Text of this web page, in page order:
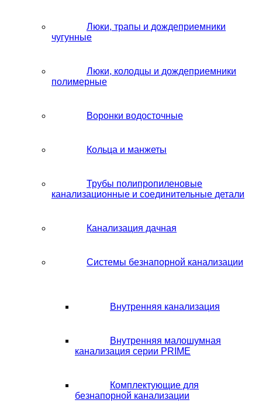
Люки, трапы и дождеприемники
чугунные
Люки, колодцы и дождеприемники
полимерные
Воронки водосточные
Кольца и манжеты
Трубы полипропиленовые
канализационные и соединительные детали
Канализация дачная
Системы безнапорной канализации
Внутренняя канализация
Внутренняя малошумная
канализация серии PRIME
Комплектующие для
безнапорной канализации